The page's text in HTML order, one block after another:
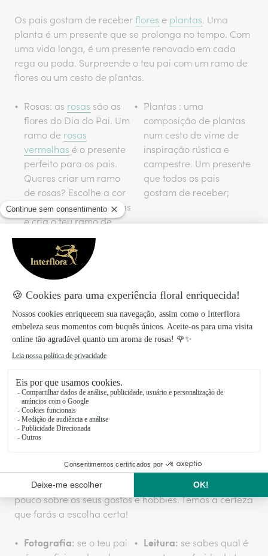
Os pais gostam de receber flores e plantas. Uma
planta é um presente que se prolonga no tempo. Com
uma vida longa, é um presente renovado em cada
rega ou poda. Surpreende o teu pai com um ramo de
flores ou um cesto de plantas.
Rosas: as rosas são as
flores do Dia do Pai. Um
ramo de rosas
vermelhas é o presente
perfeito para os pais.
Queres criar um ramo
de rosas? Escolhe a cor
e a quantidade de rosas
e cria o teu ramo de
Rosas;
Plantas : uma
composição de plantas
num cesto de vime de
inspiração rústica e
campestre. Um presente
que todos os pais
gostam de receber;
Calateia:é uma
impressionante planta
com folhas
invulgarmente duras e
enormes. Um presente
surpreendente para os
pais que gostam de
presentes diferentes;
muito apreciado pelos
pais. O presente
perfeito no Dia do Pai.
Presentes que farão o teu pai desfrutar
do seu passatempo preferido
O que um pai mais aprecia é, sem dúvida, passar
tempo de qualidade com a sua família e, com ela,
tornem memoráveis. E se, para além disso, também
lhe ofereceres um belo detalhe decorativo? Pensa um
pouco sobre os seus gostos e hobbies. Temos a certeza
que farás a escolha certa!
Fotografia: se o teu pai
Leitura: se sabes qual é